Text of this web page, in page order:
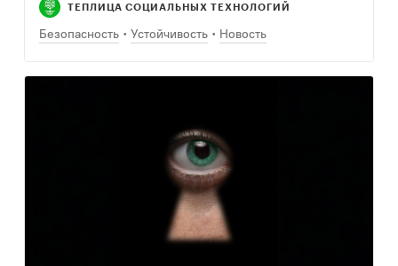
ТЕПЛИЦА СОЦИАЛЬНЫХ ТЕХНОЛОГИЙ
Безопасность Устойчивость Новость